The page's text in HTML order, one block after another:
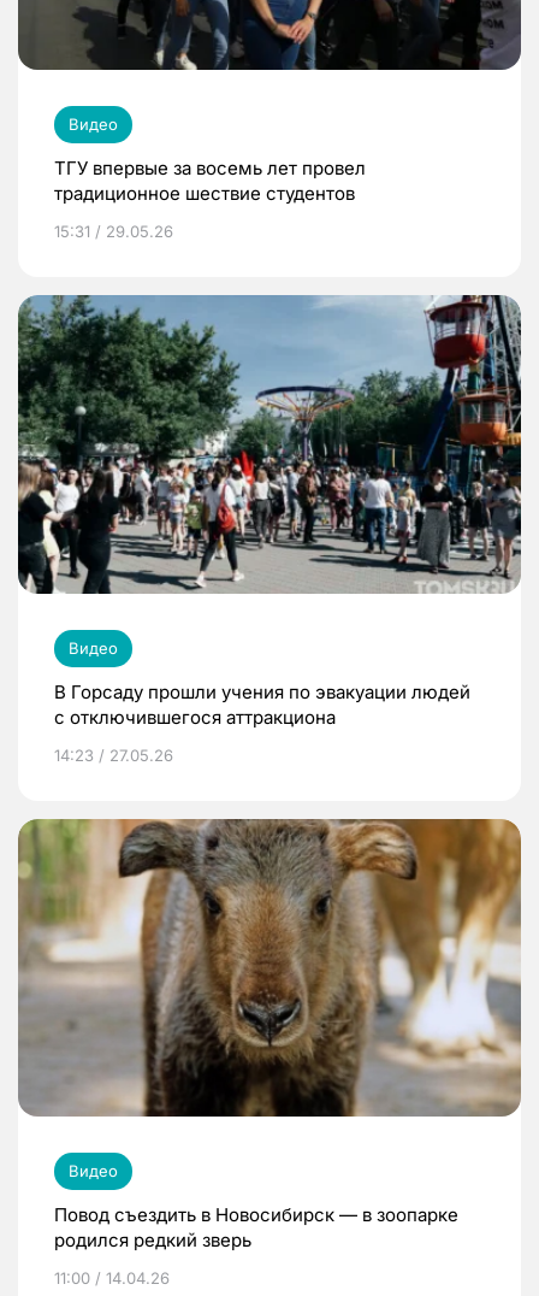
Видео
ТГУ впервые за восемь лет провел
традиционное шествие студентов
15:31 / 29.05.26
Видео
В Горсаду прошли учения по эвакуации людей
с отключившегося аттракциона
14:23 / 27.05.26
Видео
Повод съездить в Новосибирск — в зоопарке
родился редкий зверь
11:00 / 14.04.26